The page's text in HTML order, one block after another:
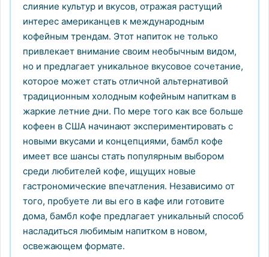
слияние культур и вкусов, отражая растущий
интерес американцев к международным
кофейным трендам. Этот напиток не только
привлекает внимание своим необычным видом,
но и предлагает уникальное вкусовое сочетание,
которое может стать отличной альтернативой
традиционным холодным кофейным напиткам в
жаркие летние дни. По мере того как все больше
кофеен в США начинают экспериментировать с
новыми вкусами и концепциями, бамбл кофе
имеет все шансы стать популярным выбором
среди любителей кофе, ищущих новые
гастрономические впечатления. Независимо от
того, пробуете ли вы его в кафе или готовите
дома, бамбл кофе предлагает уникальный способ
насладиться любимым напитком в новом,
освежающем формате.